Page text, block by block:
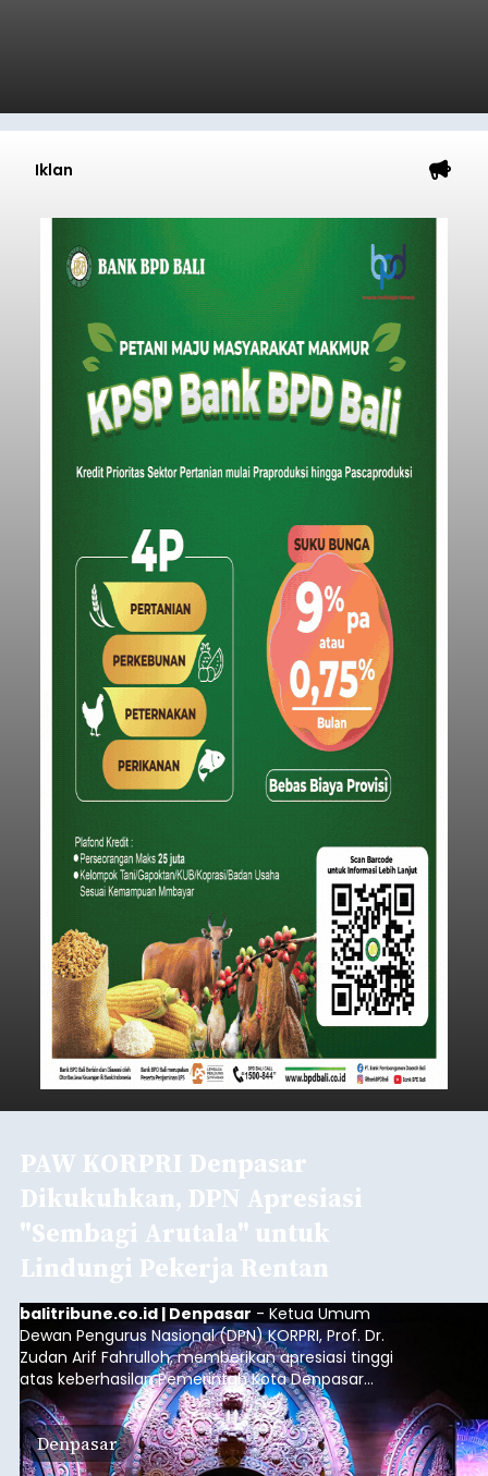
Iklan
PAW KORPRI Denpasar
Dikukuhkan, DPN Apresiasi
"Sembagi Arutala" untuk
Lindungi Pekerja Rentan
balitribune.co.id | Denpasar - Ketua Umum
Dewan Pengurus Nasional (DPN) KORPRI, Prof. Dr.
Zudan Arif Fahrulloh, memberikan apresiasi tinggi
atas keberhasilan Pemerintah Kota Denpasar
dan KORPRI Kota Denpasar dalam
mengimplementasikan program gotong royong
kepedulian sosial bertajuk "Sembagi Arutala".
Denpasar